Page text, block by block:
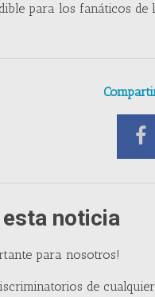
para los fanáticos de
noticia
para nosotros!
de